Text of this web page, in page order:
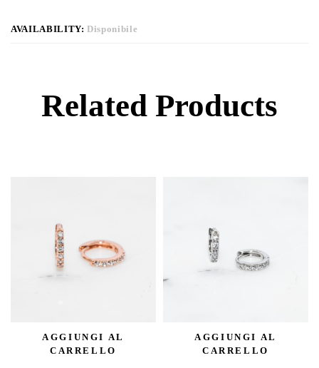
AVAILABILITY:Disponibile
Related Products
AGGIUNGI AL
CARRELLO
AGGIUNGI AL
CARRELLO